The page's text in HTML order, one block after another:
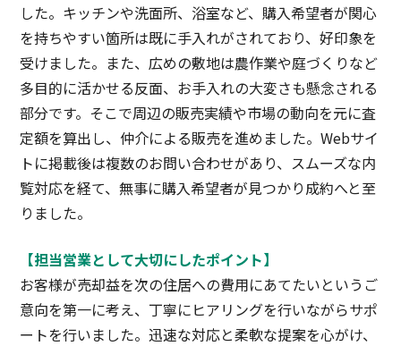
した。キッチンや洗面所、浴室など、購入希望者が関心
を持ちやすい箇所は既に手入れがされており、好印象を
受けました。また、広めの敷地は農作業や庭づくりなど
多目的に活かせる反面、お手入れの大変さも懸念される
部分です。そこで周辺の販売実績や市場の動向を元に査
定額を算出し、仲介による販売を進めました。Webサイ
トに掲載後は複数のお問い合わせがあり、スムーズな内
覧対応を経て、無事に購入希望者が見つかり成約へと至
りました。
【担当営業として大切にしたポイント】
お客様が売却益を次の住居への費用にあてたいというご
意向を第一に考え、丁寧にヒアリングを行いながらサポ
ートを行いました。迅速な対応と柔軟な提案を心がけ、